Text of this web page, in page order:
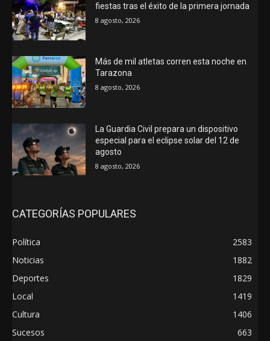
fiestas tras el éxito de la primera jornada
8 agosto, 2026
Más de mil atletas corren esta noche en
Tarazona
8 agosto, 2026
La Guardia Civil prepara un dispositivo
especial para el eclipse solar del 12 de
agosto
8 agosto, 2026
CATEGORÍAS POPULARES
Política
2583
Noticias
1882
Deportes
1829
Local
1419
Cultura
1406
Sucesos
663